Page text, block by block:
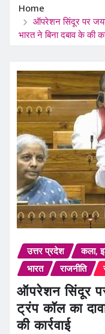
Home
ऑपरेशन सिंदूर पर
भारत ने बिना दबाव के की
उत्तर प्रदेश कला,
भारत
राजनीति
ऑपरेशन सिंदूर
ट्रंप कॉल का
की कार्रवाई